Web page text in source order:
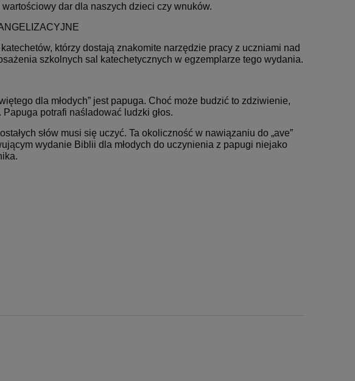
dar dla naszych dzieci czy wnuków.
którzy dostają znakomite narzędzie pracy z uczniami nad
szkolnych sal katechetycznych w egzemplarze tego wydania.
dla młodych” jest papuga. Choć może budzić to zdziwienie,
potrafi naśladować ludzki głos.
słów musi się uczyć. Ta okoliczność w nawiązaniu do „ave”
wydanie Biblii dla młodych do uczynienia z papugi niejako